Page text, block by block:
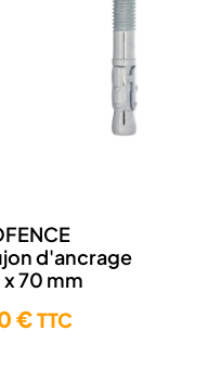
d'ancrage
70 mm
€TTC